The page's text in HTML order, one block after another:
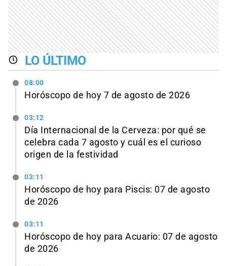
LO ÚLTIMO
08:00
Horóscopo de hoy 7 de agosto de 2026
03:12
Día Internacional de la Cerveza: por qué se
celebra cada 7 agosto y cuál es el curioso
origen de la festividad
03:11
Horóscopo de hoy para Piscis: 07 de agosto
de 2026
03:11
Horóscopo de hoy para Acuario: 07 de agosto
de 2026